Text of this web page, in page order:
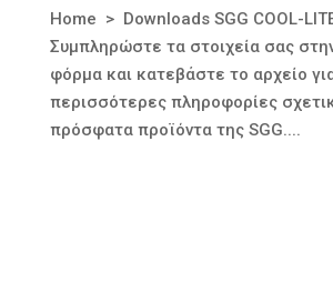
Home > Downloads SGG COOL-
Συμπληρώστε τα στοιχεία σας
φόρμα και κατεβάστε το αρχείο
περισσότερες πληροφορίες
πρόσφατα προϊόντα της SGG....